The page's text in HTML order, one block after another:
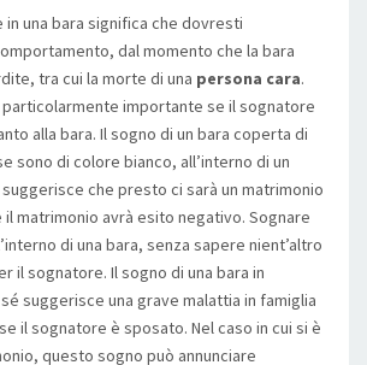
una bara significa che dovresti
dal momento che la bara
tra cui la morte di una persona cara.
importante se il sognatore
alla bara. Il sogno di un bara coperta di
sono di colore bianco, all’interno di un
che presto ci sarà un matrimonio
il matrimonio avrà esito negativo. Sognare
di una bara, senza sapere nient’altro
il sognatore. Il sogno di una bara in
suggerisce una grave malattia in famiglia
il sognatore è sposato. Nel caso in cui si è
questo sogno può annunciare